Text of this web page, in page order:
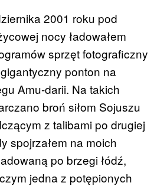
2001 roku pod
nocy ładowałem
sprzęt fotograficzny
ponton na
Amu-darii. Na takich
broń siłom Sojuszu
z talibami po drugiej
spojrzałem na moich
po brzegi łódź,
jedna z potępionych